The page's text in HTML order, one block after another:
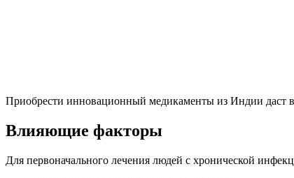
Приобрести инновационный медикаменты из Индии даст
Влияющие факторы
Для первоначального лечения людей с хронической